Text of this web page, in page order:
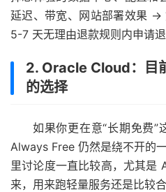
延迟、带宽、网站部署效果 →
5-7 天无理由退款规则内申请退
2. Oracle Cloud：目
的选择
如果你更在意“长期免费
Always Free 仍然是绕不开的
里讨论度一直比较高，尤其是
来，用来跑轻量服务还是比较合